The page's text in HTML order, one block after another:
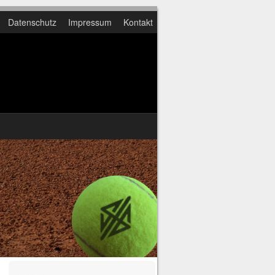
Datenschutz Impressum Kontakt